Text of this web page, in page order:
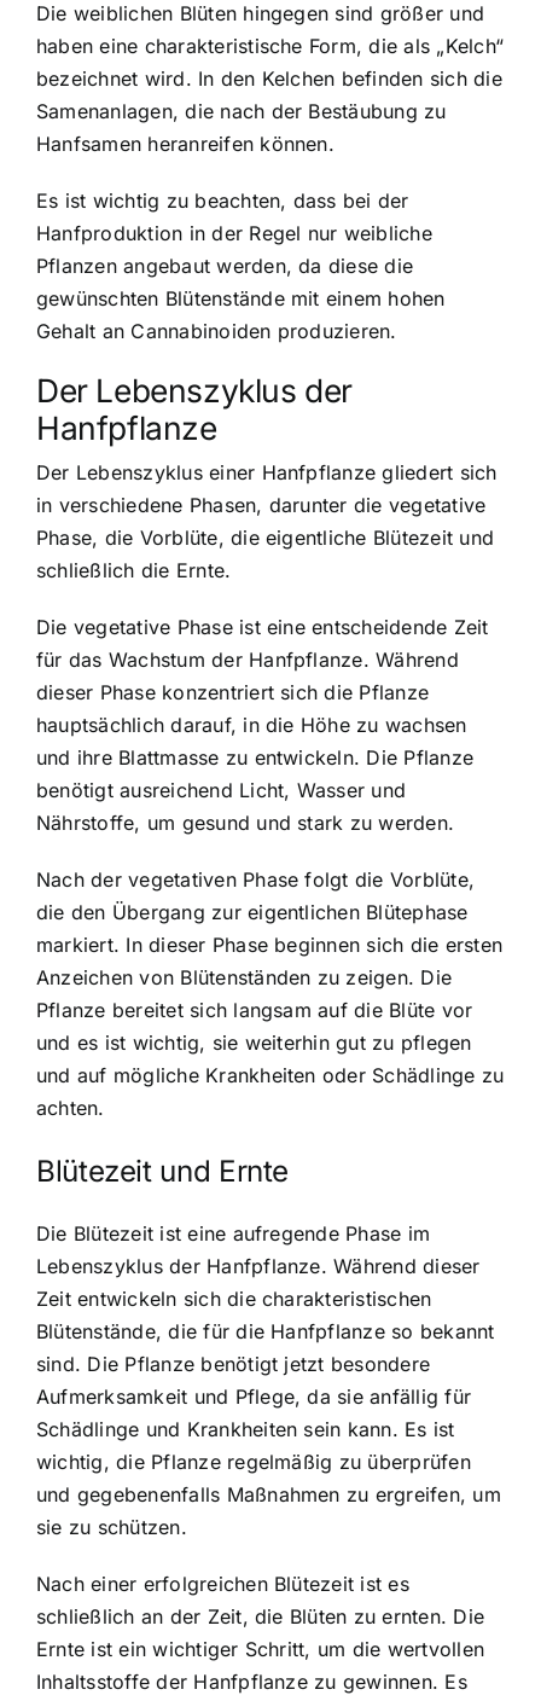
Die weiblichen Blüten hingegen sind größer und
haben eine charakteristische Form, die als „Kelch“
bezeichnet wird. In den Kelchen befinden sich die
Samenanlagen, die nach der Bestäubung zu
Hanfsamen heranreifen können.
Es ist wichtig zu beachten, dass bei der
Hanfproduktion in der Regel nur weibliche
Pflanzen angebaut werden, da diese die
gewünschten Blütenstände mit einem hohen
Gehalt an Cannabinoiden produzieren.
Der Lebenszyklus der
Hanfpflanze
Der Lebenszyklus einer Hanfpflanze gliedert sich
in verschiedene Phasen, darunter die vegetative
Phase, die Vorblüte, die eigentliche Blütezeit und
schließlich die Ernte.
Die vegetative Phase ist eine entscheidende Zeit
für das Wachstum der Hanfpflanze. Während
dieser Phase konzentriert sich die Pflanze
hauptsächlich darauf, in die Höhe zu wachsen
und ihre Blattmasse zu entwickeln. Die Pflanze
benötigt ausreichend Licht, Wasser und
Nährstoffe, um gesund und stark zu werden.
Nach der vegetativen Phase folgt die Vorblüte,
die den Übergang zur eigentlichen Blütephase
markiert. In dieser Phase beginnen sich die ersten
Anzeichen von Blütenständen zu zeigen. Die
Pflanze bereitet sich langsam auf die Blüte vor
und es ist wichtig, sie weiterhin gut zu pflegen
und auf mögliche Krankheiten oder Schädlinge zu
achten.
Blütezeit und Ernte
Die Blütezeit ist eine aufregende Phase im
Lebenszyklus der Hanfpflanze. Während dieser
Zeit entwickeln sich die charakteristischen
Blütenstände, die für die Hanfpflanze so bekannt
sind. Die Pflanze benötigt jetzt besondere
Aufmerksamkeit und Pflege, da sie anfällig für
Schädlinge und Krankheiten sein kann. Es ist
wichtig, die Pflanze regelmäßig zu überprüfen
und gegebenenfalls Maßnahmen zu ergreifen, um
sie zu schützen.
Nach einer erfolgreichen Blütezeit ist es
schließlich an der Zeit, die Blüten zu ernten. Die
Ernte ist ein wichtiger Schritt, um die wertvollen
Inhaltsstoffe der Hanfpflanze zu gewinnen. Es